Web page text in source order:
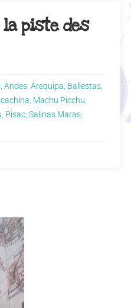
la piste des
, Andes, Arequipa, Ballestas,
, Machu Picchu,
, Pisac, Salinas Maras,